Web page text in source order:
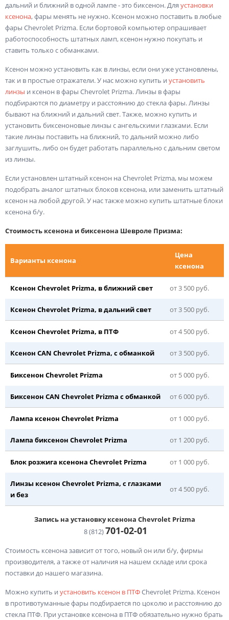
дальний и ближний в одной лампе - это биксенон. Для установки
ксенона, фары менять не нужно. Ксенон можно поставить в любые
фары Chevrolet Prizma. Если бортовой компьютер опрашивает
работоспособность штатных ламп, ксенон нужно покупать и
ставить только с обманками.
Ксенон можно установить как в линзы, если они уже установлены,
так и в простые отражатели. У нас можно купить и установить
линзы и ксенон в фары Chevrolet Prizma. Линзы в фары
подбираются по диаметру и расстоянию до стекла фары. Линзы
бывают на ближний и дальний свет. Также, можно купить и
установить биксеноновые линзы с ангельскими глазками. Если
такие линзы поставить на ближний, то дальний можно либо
заглушить, либо он будет работать параллельно с дальним светом
из линзы.
Если установлен штатный ксенон на Chevrolet Prizma, мы можем
подобрать аналог штатных блоков ксенона, или заменить штатный
ксенон на любой другой. У нас также можно купить штатные блоки
ксенона б/у.
Стоимость ксенона и биксенона Шевроле Призма:
Варианты ксенона
Цена
ксенона
Ксенон Chevrolet Prizma, в ближний свет от 3 500 руб.
Ксенон Chevrolet Prizma, в дальний свет от 3 500 руб.
Ксенон Chevrolet Prizma, в ПТФ от 4 500 руб.
Ксенон CAN Chevrolet Prizma, с обманкой от 3 500 руб.
Биксенон Chevrolet Prizma от 5 000 руб.
Биксенон CAN Chevrolet Prizma с обманкой от 6 000 руб.
Лампа ксенон Chevrolet Prizma от 1 000 руб.
Лампа биксенон Chevrolet Prizma от 1 200 руб.
Блок розжига ксенона Chevrolet Prizma от 1 000 руб.
Линзы ксенон Chevrolet Prizma, с глазками
и без
от 4 500 руб.
Запись на установку ксенона Chevrolet Prizma
8 (812)701-02-01
Стоимость ксенона зависит от того, новый он или б/у, фирмы
производителя, а также от наличия на нашем складе или срока
поставки до нашего магазина.
Можно купить и установить ксенон в ПТФChevrolet Prizma. Ксенон
в противотуманные фары подбирается по цоколю и расстоянию до
стекла ПТФ. При установке ксенона в ПТФ обязательно нужно брать